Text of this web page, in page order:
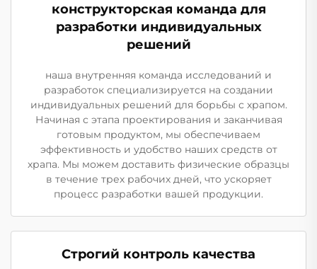
конструкторская команда для
разработки индивидуальных
решений
наша внутренняя команда исследований и
разработок специализируется на создании
индивидуальных решений для борьбы с храпом.
Начиная с этапа проектирования и заканчивая
готовым продуктом, мы обеспечиваем
эффективность и удобство наших средств от
храпа. Мы можем доставить физические образцы
в течение трех рабочих дней, что ускоряет
процесс разработки вашей продукции.
Строгий контроль качества